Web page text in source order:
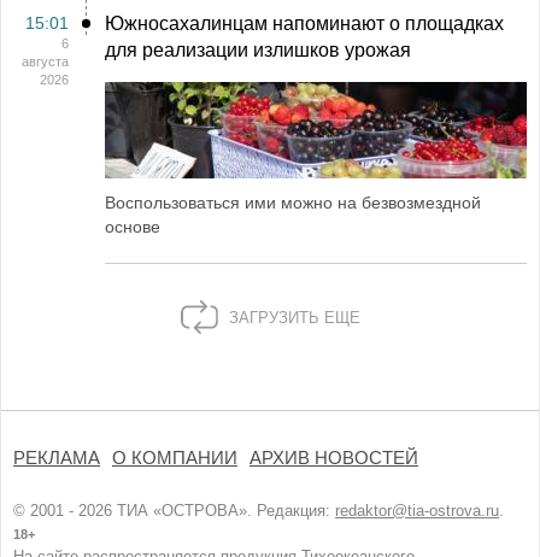
15:01
6
августа
2026
Южносахалинцам напоминают о площадках
для реализации излишков урожая
Воспользоваться ими можно на безвозмездной
основе
ЗАГРУЗИТЬ ЕЩЕ
РЕКЛАМА О КОМПАНИИ АРХИВ НОВОСТЕЙ
© 2001 - 2026 ТИА «ОСТРОВА». Редакция: redaktor@tia-ostrova.ru.
18+